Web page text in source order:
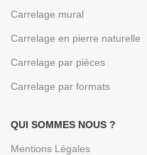
Carrelage mural
Carrelage en pierre naturelle
Carrelage par pièces
Carrelage par formats
QUI SOMMES NOUS ?
Mentions Légales